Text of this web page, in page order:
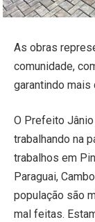
As obras
comunidade,
garantindo mais
O Prefeito
trabalhando na
trabalhos em
Paraguai,
população são
mal feitas.